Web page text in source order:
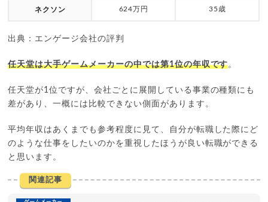
ネクソン 624万円 35歳
出典：エンゲージ会社の評判
任天堂は大手ゲームメーカーの中では第1位の年収です。
任天堂が1位ですが、会社ごとに展開している事業の種類にも
差があり、一概には比較できない側面があります。
平均年収はあくまでも参考程度に見て、自分が転職した際にど
のような仕事をしたいのかを重視したほうが良い転職ができる
と思います。
関連記事